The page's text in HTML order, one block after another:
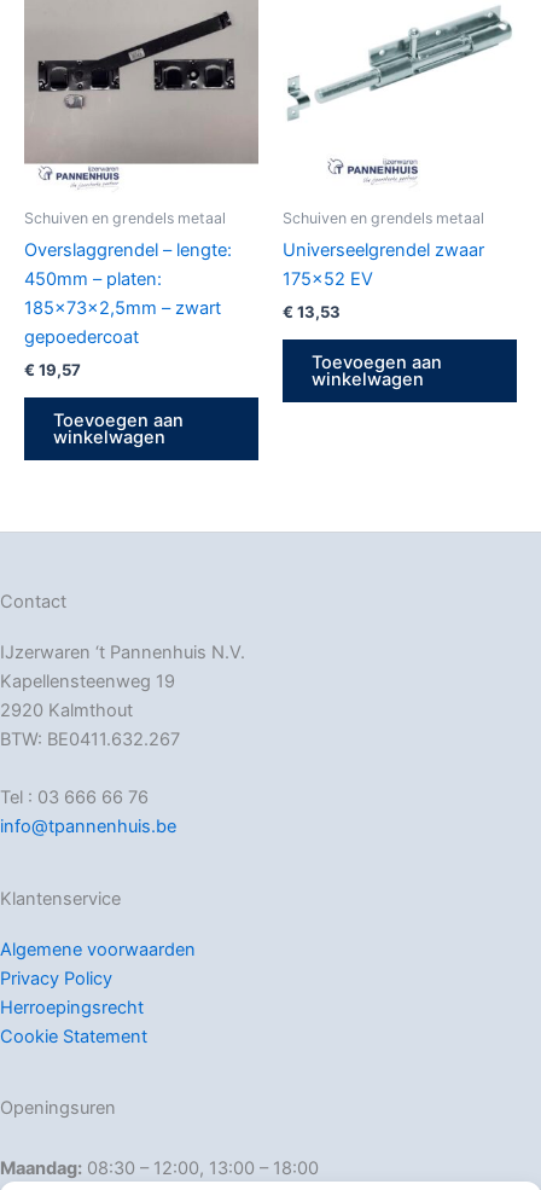
Schuiven en grendels metaal
Overslaggrendel – lengte:
450mm – platen:
185x73x2,5mm – zwart
gepoedercoat
€ 19,57
Toevoegen aan
winkelwagen
Schuiven en grendels metaal
Universeelgrendel zwaar
175×52 EV
€ 13,53
Toevoegen aan
winkelwagen
Contact
IJzerwaren ‘t Pannenhuis N.V.
Kapellensteenweg 19
2920 Kalmthout
BTW: BE0411.632.267
Tel : 03 666 66 76
info@tpannenhuis.be
Klantenservice
Algemene voorwaarden
Privacy Policy
Herroepingsrecht
Cookie Statement
Openingsuren
Maandag: 08:30 – 12:00, 13:00 – 18:00